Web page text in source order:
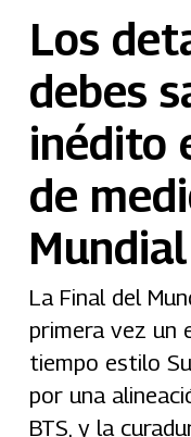
Los
debes
inédito
de
La Final del
primera vez un
tiempo estilo
por una
BTS, y la